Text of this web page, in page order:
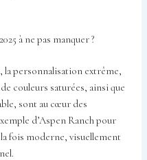
à ne pas manquer ?
la personnalisation extrême,
couleurs saturées, ainsi que
sont au cœur des
d’Aspen Ranch pour
fois moderne, visuellement